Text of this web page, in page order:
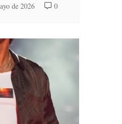
de 2026 0